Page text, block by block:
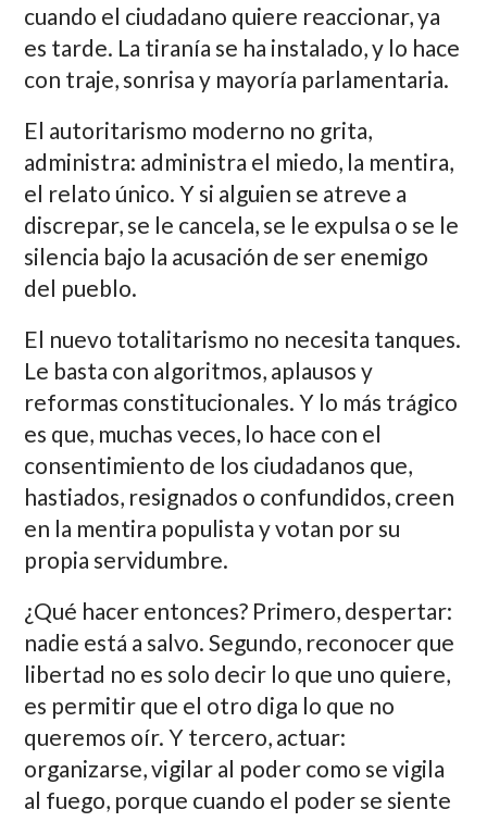
cuando el ciudadano quiere reaccionar, ya
es tarde. La tiranía se ha instalado, y lo hace
con traje, sonrisa y mayoría parlamentaria.
El autoritarismo moderno no grita,
administra: administra el miedo, la mentira,
el relato único. Y si alguien se atreve a
discrepar, se le cancela, se le expulsa o se le
silencia bajo la acusación de ser enemigo
del pueblo.
El nuevo totalitarismo no necesita tanques.
Le basta con algoritmos, aplausos y
reformas constitucionales. Y lo más trágico
es que, muchas veces, lo hace con el
consentimiento de los ciudadanos que,
hastiados, resignados o confundidos, creen
en la mentira populista y votan por su
propia servidumbre.
¿Qué hacer entonces? Primero, despertar:
nadie está a salvo. Segundo, reconocer que
libertad no es solo decir lo que uno quiere,
es permitir que el otro diga lo que no
queremos oír. Y tercero, actuar:
organizarse, vigilar al poder como se vigila
al fuego, porque cuando el poder se siente